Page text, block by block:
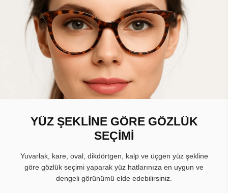
YÜZ ŞEKLİNE GÖRE GÖZLÜK
SEÇİMİ
Yuvarlak, kare, oval, dikdörtgen, kalp ve üçgen yüz şekline
göre gözlük seçimi yaparak yüz hatlarınıza en uygun ve
dengeli görünümü elde edebilirsiniz.